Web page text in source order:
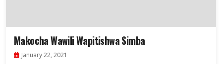
Makocha Wawili Wapitishwa Simba
January 22, 2021